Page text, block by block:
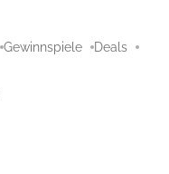
Gewinnspiele Deals